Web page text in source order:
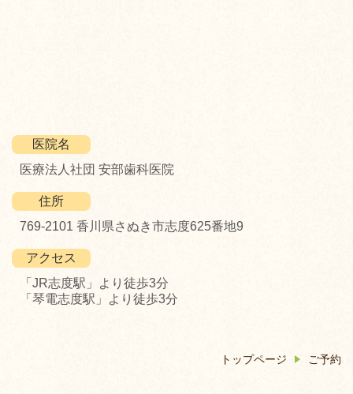
医院名
医療法人社団 安部歯科医院
住所
769-2101 香川県さぬき市志度625番地9
アクセス
「JR志度駅」より徒歩3分
「琴電志度駅」より徒歩3分
トップページ ご予約